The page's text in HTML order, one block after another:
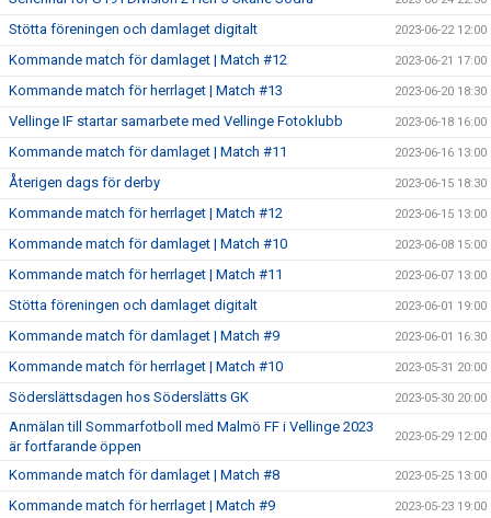
Stötta föreningen och damlaget digitalt 2023-06-22 12:00
Kommande match för damlaget | Match #12 2023-06-21 17:00
Kommande match för herrlaget | Match #13 2023-06-20 18:30
Vellinge IF startar samarbete med Vellinge Fotoklubb 2023-06-18 16:00
Kommande match för damlaget | Match #11 2023-06-16 13:00
Återigen dags för derby 2023-06-15 18:30
Kommande match för herrlaget | Match #12 2023-06-15 13:00
Kommande match för damlaget | Match #10 2023-06-08 15:00
Kommande match för herrlaget | Match #11 2023-06-07 13:00
Stötta föreningen och damlaget digitalt 2023-06-01 19:00
Kommande match för damlaget | Match #9 2023-06-01 16:30
Kommande match för herrlaget | Match #10 2023-05-31 20:00
Söderslättsdagen hos Söderslätts GK 2023-05-30 20:00
Anmälan till Sommarfotboll med Malmö FF i Vellinge 2023
är fortfarande öppen
2023-05-29 12:00
Kommande match för damlaget | Match #8 2023-05-25 13:00
Kommande match för herrlaget | Match #9 2023-05-23 19:00